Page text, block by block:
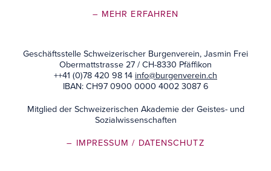
– MEHR ERFAHREN
Geschäftsstelle Schweizerischer Burgenverein, Jasmin Frei
Obermattstrasse 27 / CH-8330 Pfäffikon
++41 (0)78 420 98 14 info@burgenverein.ch
IBAN: CH97 0900 0000 4002 3087 6
Mitglied der Schweizerischen Akademie der Geistes- und
Sozialwissenschaften
– IMPRESSUM/ DATENSCHUTZ